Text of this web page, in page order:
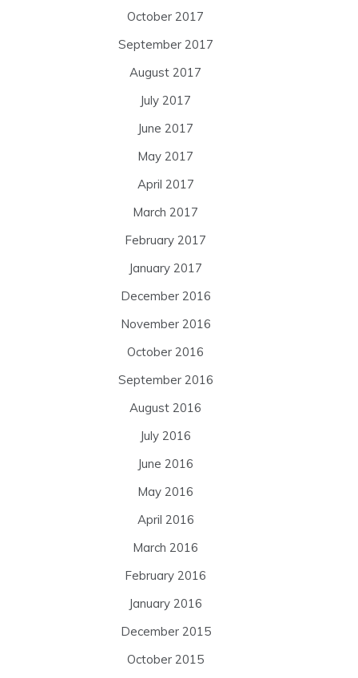
October 2017
September 2017
August 2017
July 2017
June 2017
May 2017
April 2017
March 2017
February 2017
January 2017
December 2016
November 2016
October 2016
September 2016
August 2016
July 2016
June 2016
May 2016
April 2016
March 2016
February 2016
January 2016
December 2015
October 2015